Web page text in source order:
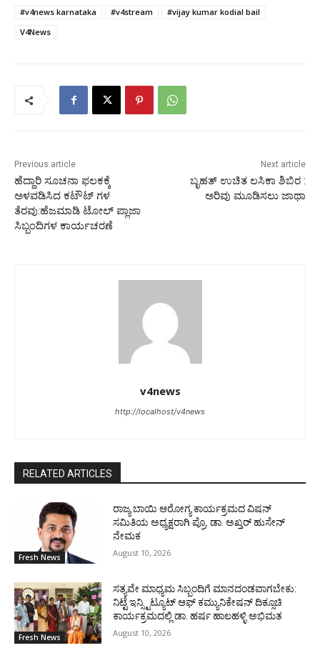
#v4news karnataka
#v4stream
#vijay kumar kodial bail
V4News
Previous article
ಹೆದ್ದಾರಿ ಸೂಚನಾ ಫಲಕಕ್ಕೆ
ಅಳವಡಿಸಿದ ಕಟೌಟ್ ಗಳ
ತೆರವು:ಹೆಜಮಾಡಿ ಟೋಲ್ ಪ್ಲಾಜಾ
ಸಿಬ್ಬಂದಿಗಳ ಕಾರ್ಯಚರಣೆ
Next article
ಬೃಹತ್ ಉಚಿತ ಲಸಿಕಾ ಶಿಬಿರ :
ಅರಿವು ಮೂಡಿಸಲು ಜಾಥಾ
v4news
http://localhost/v4news
RELATED ARTICLES
Fresh News
ರಾಜ್ಯ ಬಾಯಿ ಆರೋಗ್ಯ ಕಾರ್ಯಕ್ರಮದ ವಿಷನ್
ಸಮಿತಿಯ ಅಧ್ಯಕ್ಷರಾಗಿ ಪ್ರೊ. ಡಾ. ಅಖ್ತರ್ ಹುಸೇನ್
ನೇಮಕ
August 10, 2026
Fresh News
ಸತ್ಯವೇ ಮಾಧ್ಯಮ ಸಿಬ್ಬಂದಿಗೆ ಮಾನದಂಡವಾಗಬೇಕು:
ನಿಟ್ಟೆ ಇನ್ಸ್ಟಿಟ್ಯೂಟ್ ಆಫ್ ಕಮ್ಯುನಿಕೇಷನ್ ದಿಕ್ಸೂಚಿ
ಕಾರ್ಯಕ್ರಮದಲ್ಲಿ ಡಾ. ಹರ್ಷ ಹಾಲಹಳ್ಳಿ ಅಭಿಮತ
August 10, 2026